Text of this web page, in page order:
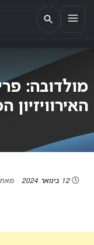
אתר הבית של
מולדובה:
האירוויזיון
12 בינואר 2024